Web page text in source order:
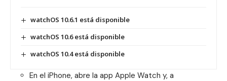
watchOS 10.6.1 está disponible
watchOS 10.6 está disponible
watchOS 10.4 está disponible
En el iPhone, abre la app Apple Watch y, a